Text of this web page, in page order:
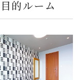
的ルーム